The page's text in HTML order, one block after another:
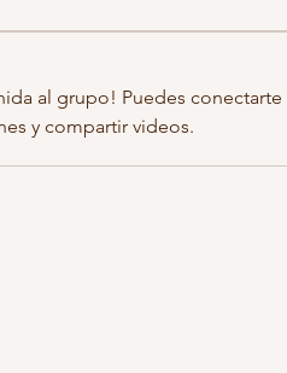
al grupo! Puedes
y compartir videos.